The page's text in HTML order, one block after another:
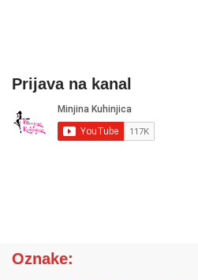
Prijava na kanal
Oznake: